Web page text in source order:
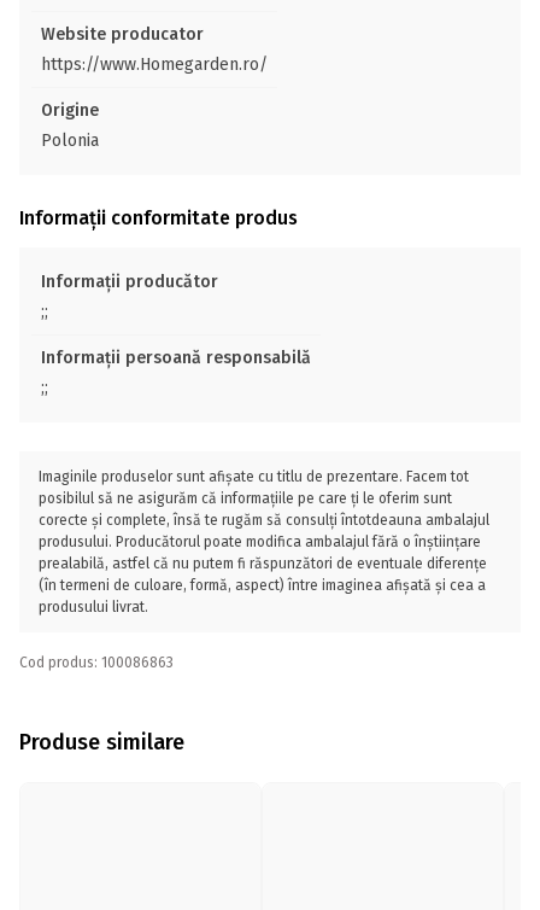
Website producator
https://www.Homegarden.ro/
Origine
Polonia
Informații conformitate produs
Informații producător
;;
Informații persoană responsabilă
;;
Imaginile produselor sunt afișate cu titlu de prezentare. Facem tot
posibilul să ne asigurăm că informațiile pe care ți le oferim sunt
corecte și complete, însă te rugăm să consulți întotdeauna ambalajul
produsului. Producătorul poate modifica ambalajul fără o înștiințare
prealabilă, astfel că nu putem fi răspunzători de eventuale diferențe
(în termeni de culoare, formă, aspect) între imaginea afișată și cea a
produsului livrat.
Cod produs: 100086863
Produse similare